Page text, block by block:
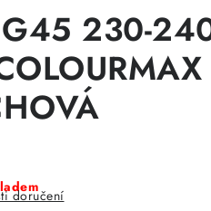
G45 230-
doručení